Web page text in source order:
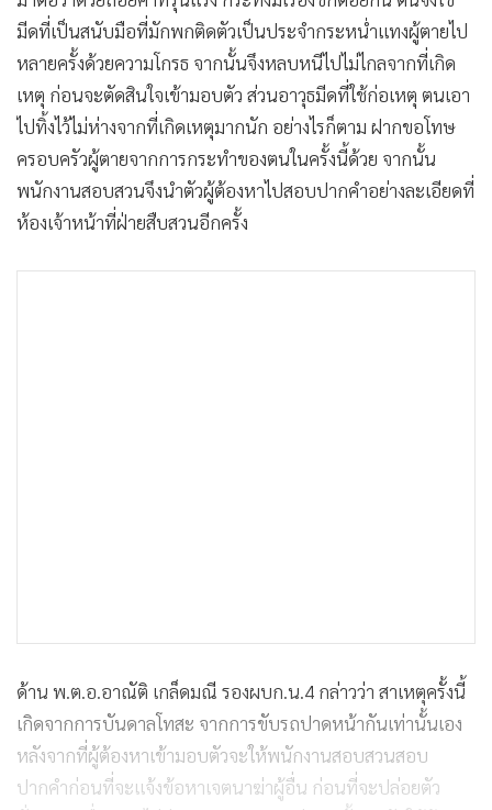
มีดที่เป็นสนับมือที่มักพกติดตัวเป็นประจำกระหน่ำแทงผู้ตายไป
หลายครั้งด้วยความโกรธ จากนั้นจึงหลบหนีไปไม่ไกลจากที่เกิด
เหตุ ก่อนจะตัดสินใจเข้ามอบตัว ส่วนอาวุธมีดที่ใช้ก่อเหตุ ตนเอา
ไปทิ้งไว้ไม่ห่างจากที่เกิดเหตุมากนัก อย่างไรก็ตาม ฝากขอโทษ
ครอบครัวผู้ตายจากการกระทำของตนในครั้งนี้ด้วย จากนั้น
พนักงานสอบสวนจึงนำตัวผู้ต้องหาไปสอบปากคำอย่างละเอียดที่
ห้องเจ้าหน้าที่ฝ่ายสืบสวนอีกครั้ง
ด้าน พ.ต.อ.อาณัติ เกล็ดมณี รองผบก.น.4 กล่าวว่า สาเหตุครั้งนี้
เกิดจากการบันดาลโทสะ จากการขับรถปาดหน้ากันเท่านั้นเอง
หลังจากที่ผู้ต้องหาเข้ามอบตัวจะให้พนักงานสอบสวนสอบ
ปากคำก่อนที่จะแจ้งข้อหาเจตนาฆ่าผู้อื่น ก่อนที่จะปล่อยตัว